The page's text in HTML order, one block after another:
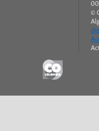
©